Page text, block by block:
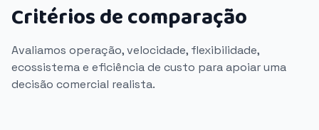
Critérios de comparação
Avaliamos operação, velocidade, flexibilidade,
ecossistema e eficiência de custo para apoiar uma
decisão comercial realista.